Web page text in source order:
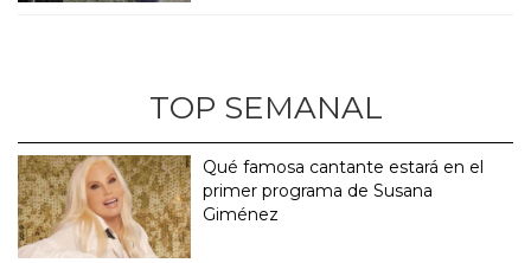
TOP SEMANAL
Qué famosa cantante estará en el
primer programa de Susana
Giménez